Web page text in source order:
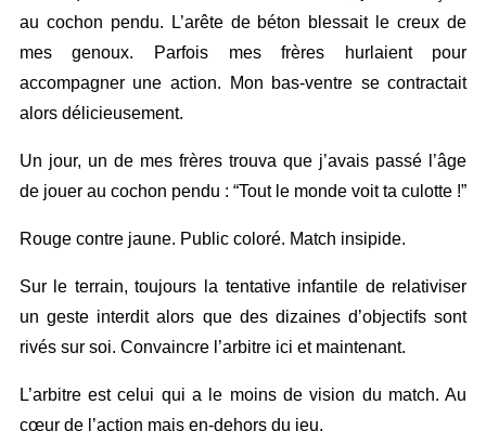
au cochon pendu. L’arête de béton blessait le creux de
mes genoux. Parfois mes frères hurlaient pour
accompagner une action. Mon bas-ventre se contractait
alors délicieusement.
Un jour, un de mes frères trouva que j’avais passé l’âge
de jouer au cochon pendu : “Tout le monde voit ta culotte !”
Rouge contre jaune. Public coloré. Match insipide.
Sur le terrain, toujours la tentative infantile de relativiser
un geste interdit alors que des dizaines d’objectifs sont
rivés sur soi. Convaincre l’arbitre ici et maintenant.
L’arbitre est celui qui a le moins de vision du match. Au
cœur de l’action mais en-dehors du jeu.